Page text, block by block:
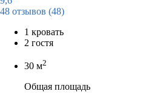
48 отзывов (48)
1 кровать
2 гостя
30 м2
Общая площадь